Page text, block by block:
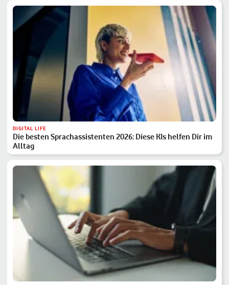
DIGITAL LIFE
Die besten Sprachassistenten 2026: Diese KIs helfen Dir im
Alltag